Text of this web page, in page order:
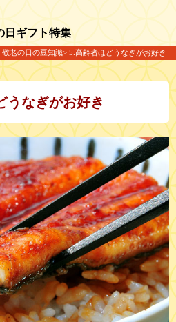
日ギフト特集
敬老の日の豆知識 5.高齢者ほどうなぎがお好き
うなぎがお好き